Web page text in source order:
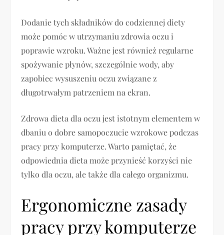
Dodanie tych składników do codziennej diety
może pomóc w utrzymaniu zdrowia oczu i
poprawie wzroku. Ważne jest również regularne
spożywanie płynów, szczególnie wody, aby
zapobiec wysuszeniu oczu związane z
długotrwałym patrzeniem na ekran.
Zdrowa dieta dla oczu jest istotnym elementem w
dbaniu o dobre samopoczucie wzrokowe podczas
pracy przy komputerze. Warto pamiętać, że
odpowiednia dieta może przynieść korzyści nie
tylko dla oczu, ale także dla całego organizmu.
Ergonomiczne zasady
pracy przy komputerze